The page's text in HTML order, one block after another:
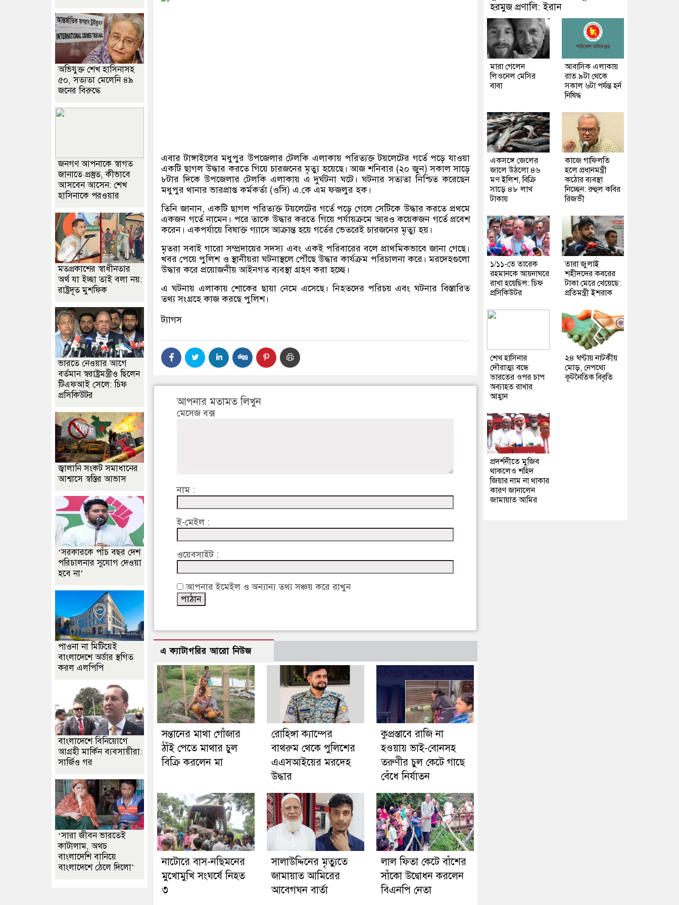
এবার টাঙ্গাইলের মধুপুর উপজেলার টেলকি এলাকায় পরিত্যক্ত টয়লেটের গর্তে পড়ে যাওয়া
একটি ছাগল উদ্ধার করতে গিয়ে চারজনের মৃত্যু হয়েছে। আজ শনিবার (২০ জুন)সকাল সাড়ে
৮টার দিকে উপজেলার টেলকি এলাকায় এ দুর্ঘটনা ঘটে। ঘটনার সত্যতা নিশ্চিত করেছেন
মধুপুর থানার ভারপ্রাপ্ত কর্মকর্তা(ওসি) এ.কে এম ফজলুর হক।
তিনি জানান, একটি ছাগল পরিত্যক্ত টয়লেটের গর্তে পড়ে গেলে সেটিকে উদ্ধার করতে প্রথমে
একজন গর্তে নামেন। পরে তাকে উদ্ধার করতে গিয়ে পর্যায়ক্রমে আরও কয়েকজন গর্তে প্রবেশ
করেন। একপর্যায়ে বিষাক্ত গ্যাসে আক্রান্ত হয়ে গর্তের ভেতরেই চারজনের মৃত্যু হয়।
মৃতরা সবাই গারো সম্প্রদায়ের সদস্য এবং একই পরিবারের বলে প্রাথমিকভাবে জানা গেছে।
খবর পেয়ে পুলিশ ও স্থানীয়রা ঘটনাস্থলে পৌঁছে উদ্ধার কার্যক্রম পরিচালনা করে। মরদেহগুলো
উদ্ধার করে প্রয়োজনীয় আইনগত ব্যবস্থা গ্রহণ করা হচ্ছে।
এ ঘটনায় এলাকায় শোকের ছায়া নেমে এসেছে। নিহতদের পরিচয় এবং ঘটনার বিস্তারিত
তথ্য সংগ্রহে কাজ করছে পুলিশ।
ট্যাগস
আপনার মতামত লিখুন
মেসেজ বক্স
নাম :
ই-মেইল :
ওয়েবসাইট :
আপনার ইমেইল ও অন্যান্য তথ্য সঞ্চয় করে রাখুন
এ ক্যাটাগরির আরো নিউজ
সন্তানের মাথা গোঁজার
ঠাঁই পেতে মাথার চুল
বিক্রি করলেন মা
রোহিঙ্গা ক্যাম্পের
বাথরুম থেকে পুলিশের
এএসআইয়ের মরদেহ
উদ্ধার
কুপ্রস্তাবে রাজি না
হওয়ায় ভাই-বোনসহ
তরুণীর চুল কেটে গাছে
বেঁধে নির্যাতন
নাটোরে বাস-নছিমনের
মুখোমুখি সংঘর্ষে নিহত
৩
সালাউদ্দিনের মৃত্যুতে
জামায়াত আমিরের
আবেগঘন বার্তা
লাল ফিতা কেটে বাঁশের
সাঁকো উদ্বোধন করলেন
বিএনপি নেতা
অভিযুক্ত শেখ হাসিনাসহ
৫০, সত্যতা মেলেনি ৪৯
জনের বিরুদ্ধে
জনগণ আপনাকে স্বাগত
জানাতে প্রস্তুত, কীভাবে
আসবেন আসেন: শেখ
হাসিনাকে পরওয়ার
মতপ্রকাশের স্বাধীনতার
অর্থ যা ইচ্ছা তাই বলা নয়:
রাষ্ট্রদূত মুশফিক
ভারতে নেওয়ার আগে
বর্তমান স্বরাষ্ট্রমন্ত্রীও ছিলেন
টিএফআই সেলে: চিফ
প্রসিকিউটর
জ্বালানি সংকট সমাধানের
আশ্বাসে স্বস্তির আভাস
‘সরকারকে পাঁচ বছর দেশ
পরিচালনার সুযোগ দেওয়া
হবে না’
পাওনা না মিটিয়েই
বাংলাদেশে অর্ডার স্থগিত
করল এলপিপি
বাংলাদেশে বিনিয়োগে
আগ্রহী মার্কিন ব্যবসায়ীরা:
সার্জিও গর
‘সারা জীবন ভারতেই
কাটালাম, অথচ
বাংলাদেশি বানিয়ে
বাংলাদেশে ঠেলে দিলো’
হরমুজ প্রণালি: ইরান
মারা গেলেন
লিওনেল মেসির
বাবা
আবাসিক এলাকায়
রাত ৯টা থেকে
সকাল ৬টা পর্যন্ত হর্ন
নিষিদ্ধ
একসঙ্গে জেলের
জালে উঠলো ৪৬
মণ ইলিশ, বিক্রি
সাড়ে ৪৮ লাখ
টাকায়
কাজে গাফিলতি
হলে প্রধানমন্ত্রী
কঠোর ব্যবস্থা
নিচ্ছেন: রুহুল কবির
রিজভী
১/১১-তে তারেক
রহমানকে আয়নাঘরে
রাখা হয়েছিল: চিফ
প্রসিকিউটর
তারা জুলাই
শহীদদের কবরের
টাকা মেরে খেয়েছে:
প্রতিমন্ত্রী ইশরাক
শেখ হাসিনার
দৌরাত্ম্য বন্ধে
ভারতের ওপর চাপ
অব্যাহত রাখার
আহ্বান
২৪ ঘণ্টায় নাটকীয়
মোড়, নেপথ্যে
কূটনৈতিক বিবৃতি
প্রদর্শনীতে মুজিব
থাকলেও শহিদ
জিয়ার নাম না থাকার
কারণ জানালেন
জামায়াত আমির